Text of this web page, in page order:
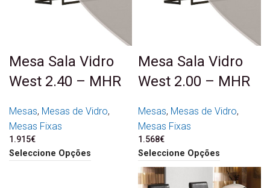
Mesa Sala Vidro
West 2.40 – MHR
Mesas, Mesas de Vidro,
Mesas Fixas
1.915€
Seleccione Opções
Mesa Sala Vidro
West 2.00 – MHR
Mesas, Mesas de Vidro,
Mesas Fixas
1.568€
Seleccione Opções